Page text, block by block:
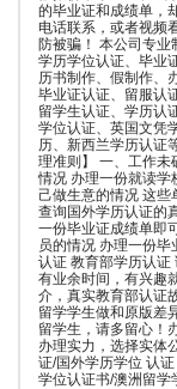
的毕业证和成绩单，
电话联系，或者视频
防被骗！ 本公司专
学历学位认证、毕业
历书制作、假制作、
毕业证认证、留服认
留学生认证、学历认
学位认证、英国文凭
历、新西兰学历认证
理准则】 一、工作未
情况 办理一份就读学
己做生意的情况 这些
查询国外学历认证的
一份毕业证成绩单即
员的情况 办理一份
认证 教育部学历认证
有业余时间，有兴趣
介，真实教育部认证
留学学生做和原版差
留学生，请多留心！
办理实力，选择实体
证/国外学历学位 认
学位认证书/澳洲留学